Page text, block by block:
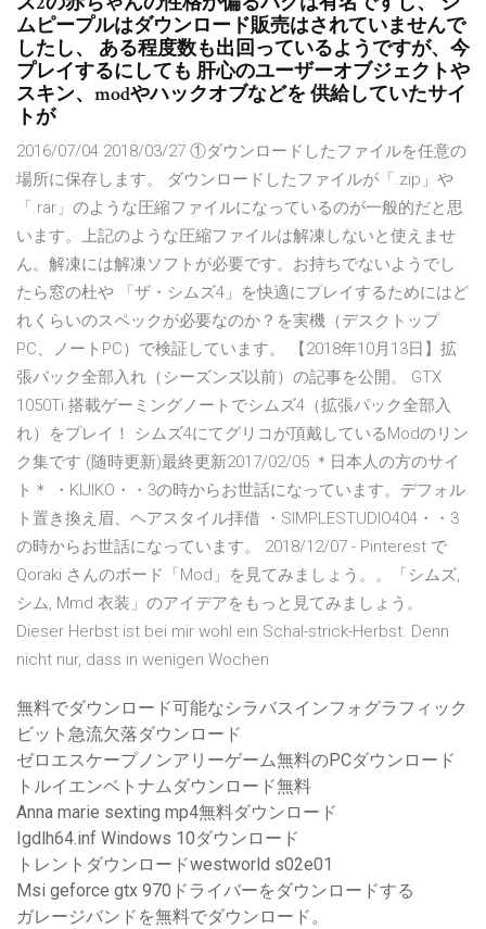
ムピープルはダウンロード販売はされていませんで
したし、 ある程度数も出回っているようですが、今
プレイするにしても 肝心のユーザーオブジェクトや
スキン、modやハックオブなどを 供給していたサイ
トが
2016/07/04 2018/03/27 ①ダウンロードしたファイルを任意の
場所に保存します。 ダウンロードしたファイルが「.zip」や
「.rar」のような圧縮ファイルになっているのが一般的だと思
います。上記のような圧縮ファイルは解凍しないと使えませ
ん。解凍には解凍ソフトが必要です。お持ちでないようでし
たら窓の杜や 「ザ・シムズ4」を快適にプレイするためにはど
れくらいのスペックが必要なのか？を実機（デスクトップ
PC、ノートPC）で検証しています。 【2018年10月13日】拡
張パック全部入れ（シーズンズ以前）の記事を公開。 GTX
1050Ti 搭載ゲーミングノートでシムズ4（拡張パック全部入
れ）をプレイ！ シムズ4にてグリコが頂戴しているModのリン
ク集です (随時更新)最終更新2017/02/05 ＊日本人の方のサイ
ト＊ ・KIJIKO・・3の時からお世話になっています。デフォル
ト置き換え眉、ヘアスタイル拝借 ・SIMPLESTUDIO404・・3
の時からお世話になっています。 2018/12/07 - Pinterest で
Qoraki さんのボード「Mod」を見てみましょう。。「シムズ,
シム, Mmd 衣装」のアイデアをもっと見てみましょう。
Dieser Herbst ist bei mir wohl ein Schal-strick-Herbst. Denn
nicht nur, dass in wenigen Wochen
無料でダウンロード可能なシラバスインフォグラフィック
ビット急流欠落ダウンロード
ゼロエスケープノンアリーゲーム無料のPCダウンロード
トルイエンベトナムダウンロード無料
Anna marie sexting mp4無料ダウンロード
Igdlh64.inf Windows 10ダウンロード
トレントダウンロードwestworld s02e01
Msi geforce gtx 970ドライバーをダウンロードする
ガレージバンドを無料でダウンロード。